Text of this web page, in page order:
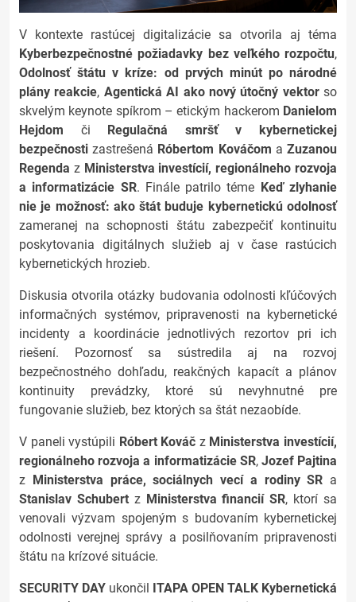
V kontexte rastúcej digitalizácie sa otvorila aj téma
Kyberbezpečnostné požiadavky bez veľkého rozpočtu,
Odolnosť štátu v kríze: od prvých minút po národné
plány reakcie, Agentická AI ako nový útočný vektor so
skvelým keynote spíkrom – etickým hackerom Danielom
Hejdom či Regulačná smršť v kybernetickej
bezpečnosti zastrešená Róbertom Kováčom aZuzanou
Regenda z Ministerstva investícií, regionálneho rozvoja
a informatizácie SR. Finále patrilo téme Keď zlyhanie
nie je možnosť: ako štát buduje kybernetickú odolnosť
zameranej na schopnosti štátu zabezpečiť kontinuitu
poskytovania digitálnych služieb aj v čase rastúcich
kybernetických hrozieb.
Diskusia otvorila otázky budovania odolnosti kľúčových
informačných systémov, pripravenosti na kybernetické
incidenty a koordinácie jednotlivých rezortov pri ich
riešení. Pozornosť sa sústredila aj na rozvoj
bezpečnostného dohľadu, reakčných kapacít a plánov
kontinuity prevádzky, ktoré sú nevyhnutné pre
fungovanie služieb, bez ktorých sa štát nezaobíde.
V paneli vystúpili Róbert Kováč z Ministerstva investícií,
regionálneho rozvoja a informatizácie SR, Jozef Pajtina
z Ministerstva práce, sociálnych vecí a rodiny SR a
Stanislav Schubertz Ministerstva financií SR, ktorí sa
venovali výzvam spojeným s budovaním kybernetickej
odolnosti verejnej správy a posilňovaním pripravenosti
štátu na krízové situácie.
SECURITY DAY ukončil ITAPA OPEN TALK Kybernetická